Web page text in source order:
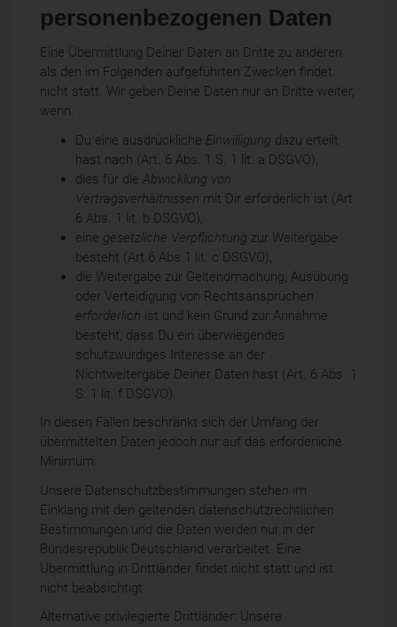
personenbezogenen Daten
Eine Übermittlung Deiner Daten an Dritte zu anderen
als den im Folgenden aufgeführten Zwecken findet
nicht statt. Wir geben Deine Daten nur an Dritte weiter,
wenn:
Du eine ausdrückliche Einwilligung dazu erteilt
hast nach (Art. 6 Abs. 1 S. 1 lit. a DSGVO),
dies für die Abwicklung von
Vertragsverhältnissen mit Dir erforderlich ist (Art.
6 Abs. 1 lit. b DSGVO),
eine gesetzliche Verpflichtung zur Weitergabe
besteht (Art.6 Abs.1 lit. c DSGVO),
die Weitergabe zur Geltendmachung, Ausübung
oder Verteidigung von Rechtsansprüchen
erforderlich ist und kein Grund zur Annahme
besteht, dass Du ein überwiegendes
schutzwürdiges Interesse an der
Nichtweitergabe Deiner Daten hast (Art. 6 Abs. 1
S. 1 lit. f DSGVO).
In diesen Fällen beschränkt sich der Umfang der
übermittelten Daten jedoch nur auf das erforderliche
Minimum.
Unsere Datenschutzbestimmungen stehen im
Einklang mit den geltenden datenschutzrechtlichen
Bestimmungen und die Daten werden nur in der
Bundesrepublik Deutschland verarbeitet. Eine
Übermittlung in Drittländer findet nicht statt und ist
nicht beabsichtigt.
Alternative privilegierte Drittländer: Unsere